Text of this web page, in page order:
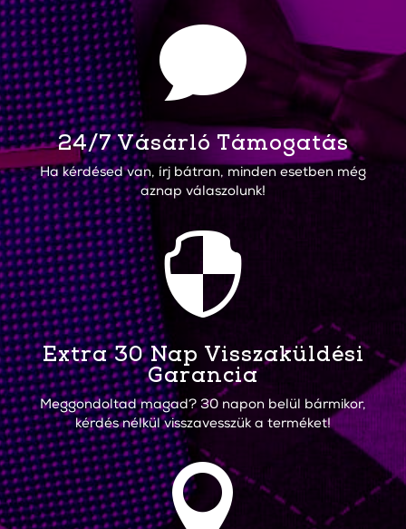

24/7 Vásárló Támogatás
Ha kérdésed van, írj bátran, minden esetben még
aznap válaszolunk!

Extra 30 Nap Visszaküldési
Garancia
Meggondoltad magad? 30 napon belül bármikor,
kérdés nélkül visszavesszük a terméket!
